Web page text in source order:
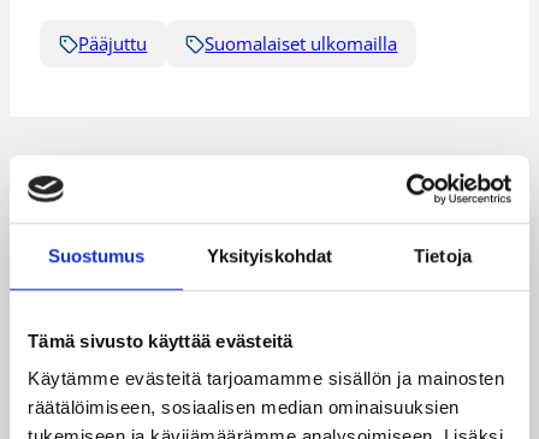
Suostumus Yksityiskohdat Tietoja
Tämä sivusto käyttää evästeitä
Käytämme evästeitä tarjoamamme sisällön ja mainosten
räätälöimiseen, sosiaalisen median ominaisuuksien
Pääjuttu Suomalaiset ulkomailla
Katso myös